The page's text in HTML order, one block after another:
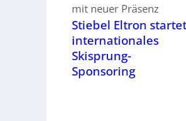
mit neuer Präsenz
Stiebel Eltron startet
internationales
Skisprung-
Sponsoring